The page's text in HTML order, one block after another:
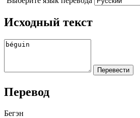
Исходный текст
Перевод
Бегэн